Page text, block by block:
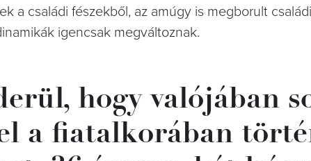
a családi fészekből, az amúgy is megborult
igencsak megváltoznak.
hogy valójában
a fiatalkorában